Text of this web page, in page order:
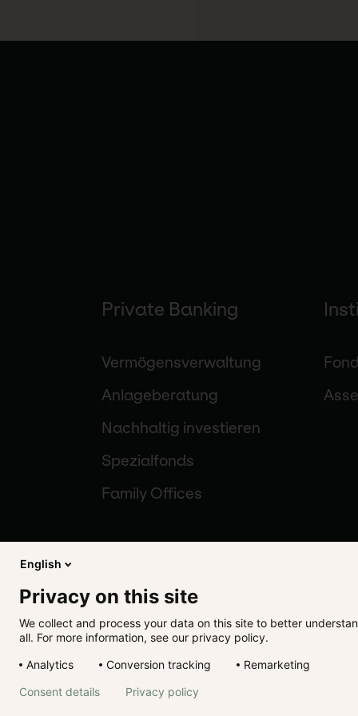
Private Banking
Vermögensverwaltung
Anlageberatung
Nachhaltig investieren
Spezialfonds
Family Offices
Gutmann KAG
Impressum
English
Privacy on this site
We collect and process your data on this site to better
all. For more information, see our privacy policy.
Analytics
Conversion tracking Remarketing
Consent details Privacy policy